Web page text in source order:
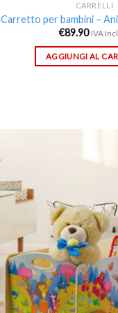
CARRELLI
Carretto per bambini –
€89.90 IVA
AGGIUNGI AL